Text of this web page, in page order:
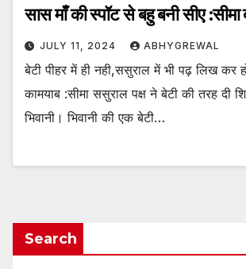
सास माँ की स्पॉट से बहु बनी सीए
JULY 11, 2024 ABHYGREWAL
बेटी पीहर में ही नही,ससुराल में भी पढ़ लिख कर
कामयाब :सीमा ससुराल पक्ष ने बेटी की तरह दी
भिवानी। भिवानी की एक बेटी…
Search